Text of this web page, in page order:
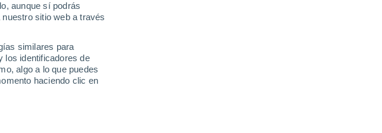
aunque sí podrás
sitio web a través
similares para
los identificadores de
algo a lo que puedes
haciendo clic en